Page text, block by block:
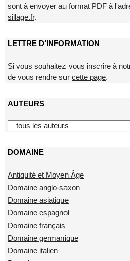
sont à envoyer au format PDF à
sillage.fr.
LETTRE D’INFORMATION
Si vous souhaitez vous inscrire à
de vous rendre sur cette page.
AUTEURS
DOMAINE
Antiquité et Moyen Âge
Domaine anglo-saxon
Domaine asiatique
Domaine espagnol
Domaine français
Domaine germanique
Domaine italien